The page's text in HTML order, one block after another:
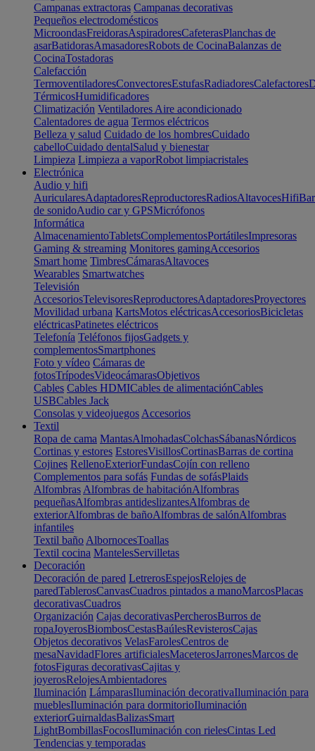
Campanas extractoras Campanas decorativas
Pequeños electrodomésticos
MicroondasFreidorasAspiradoresCafeterasPlanchas de
asarBatidorasAmasadoresRobots de CocinaBalanzas de
CocinaTostadoras
Calefacción
TermoventiladoresConvectoresEstufasRadiadoresCalefactores
TérmicosHumidificadores
Climatización Ventiladores Aire acondicionado
Calentadores de agua Termos eléctricos
Belleza y salud Cuidado de los hombresCuidado
cabelloCuidado dentalSalud y bienestar
Limpieza Limpieza a vaporRobot limpiacristales
Electrónica
Audio y hifi
AuricularesAdaptadoresReproductoresRadiosAltavocesHifi
de sonidoAudio car y GPSMicrófonos
Informática
AlmacenamientoTabletsComplementosPortátilesImpresoras
Gaming & streaming Monitores gamingAccesorios
Smart home TimbresCámarasAltavoces
Wearables Smartwatches
Televisión
AccesoriosTelevisoresReproductoresAdaptadoresProyectores
Movilidad urbana KartsMotos eléctricasAccesoriosBicicletas
eléctricasPatinetes eléctricos
Telefonía Teléfonos fijosGadgets y
complementosSmartphones
Foto y vídeo Cámaras de
fotosTrípodesVideocámarasObjetivos
Cables Cables HDMICables de alimentaciónCables
USBCables Jack
Consolas y videojuegos Accesorios
Textil
Ropa de cama MantasAlmohadasColchasSábanasNórdicos
Cortinas y estores EstoresVisillosCortinasBarras de cortina
Cojines RellenoExteriorFundasCojín con relleno
Complementos para sofás Fundas de sofásPlaids
Alfombras Alfombras de habitaciónAlfombras
pequeñasAlfombras antideslizantesAlfombras de
exteriorAlfombras de bañoAlfombras de salónAlfombras
infantiles
Textil baño AlbornocesToallas
Textil cocina MantelesServilletas
Decoración
Decoración de pared LetrerosEspejosRelojes de
paredTablerosCanvasCuadros pintados a manoMarcosPlacas
decorativasCuadros
Organización Cajas decorativasPercherosBurros de
ropaJoyerosBiombosCestasBaúlesRevisterosCajas
Objetos decorativos VelasFarolesCentros de
mesaNavidadFlores artificialesMaceterosJarronesMarcos de
fotosFiguras decorativasCajitas y
joyerosRelojesAmbientadores
Iluminación LámparasIluminación decorativaIluminación para
mueblesIluminación para dormitorioIluminación
exteriorGuirnaldasBalizasSmart
LightBombillasFocosIluminación con rielesCintas Led
Tendencias y temporadas